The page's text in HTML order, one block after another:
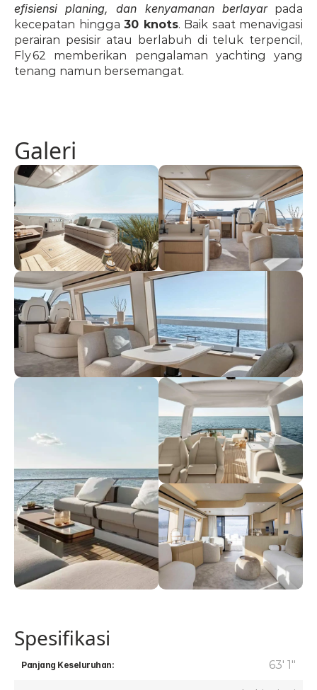
efisiensi planing, dan kenyamanan berlayar pada
kecepatan hingga 30 knots. Baik saat menavigasi
perairan pesisir atau berlabuh di teluk terpencil,
Fly 62 memberikan pengalaman yachting yang
tenang namun bersemangat.
Galeri
Spesifikasi
Panjang Keseluruhan: 63' 1"